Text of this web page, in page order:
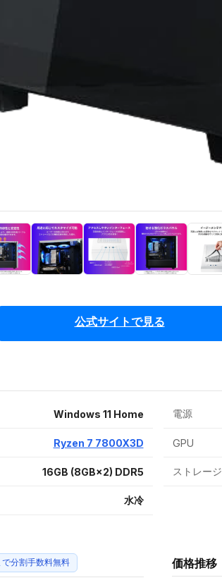
公式サイトで見る
Windows 11 Home
Ryzen 7 7800X3D
16GB (8GB×2) DDR5
水冷
電源
GPU
ストレージ
分割手数料無料 価格推移